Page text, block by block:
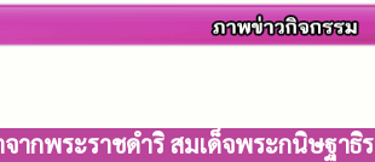
ากพระราชดำริ สมเด็จพระกนิษฐา